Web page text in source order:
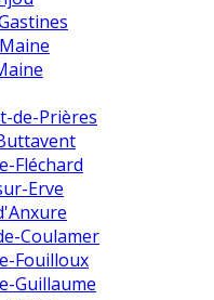
de-Prières
Fléchard
Erve
Coulamer
Fouilloux
Guillaume